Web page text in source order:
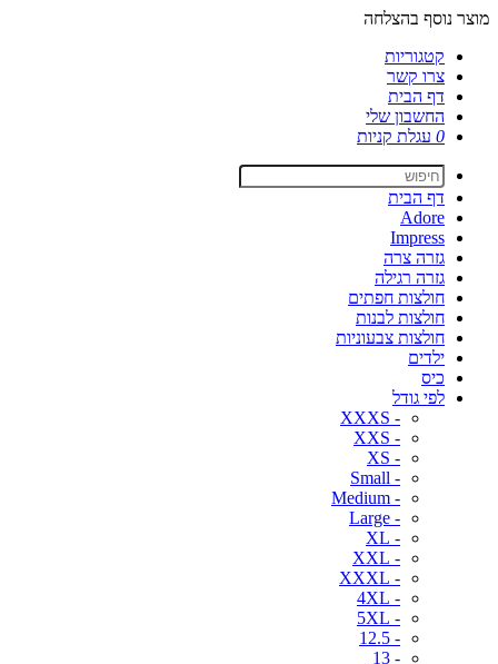
מוצר נוסף בהצלחה
קטגוריות
צרו קשר
דף הבית
החשבון שלי
0 עגלת קניות
דף הבית
Adore
Impress
גזרה צרה
גזרה רגילה
חולצות חפתים
חולצות לבנות
חולצות צבעוניות
ילדים
כיס
לפי גודל
- XXXS
- XXS
- XS
- Small
- Medium
- Large
- XL
- XXL
- XXXL
- 4XL
- 5XL
- 12.5
- 13